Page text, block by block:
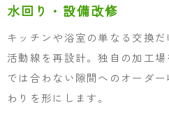
水回り・設備改修
キッチンや浴室の単なる交換
活動線を再設計。独自の加工
では合わない隙間へのオーダ
わりを形にします。